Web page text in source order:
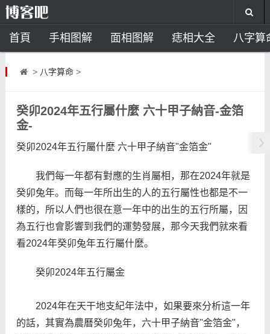
首頁 手相图解 面相图解 痣相大全 八字算
风水开运 助运饰品
> 八字算命>
癸卯2024年五行屬什麼 六十甲子納音-金箔
金-
癸卯2024年五行屬什麼 六十甲子納音"金箔金"
我們每一年都有對應的生肖屬相，那在2024年就是
癸卯兔年。而每一年所出生的人的五行屬性也都是不一
樣的，所以人們也很在意一年中的出生的五行所屬，因
為五行也會影響到我們的運勢發展，那今天我們就來看
看2024年癸卯兔年五行屬什麼。
癸卯2024年五行屬金
2024年在天干地支紀年法中，如果要來分析這一年
的話，其實為農曆癸卯兔年，六十甲子納音"金箔金"，